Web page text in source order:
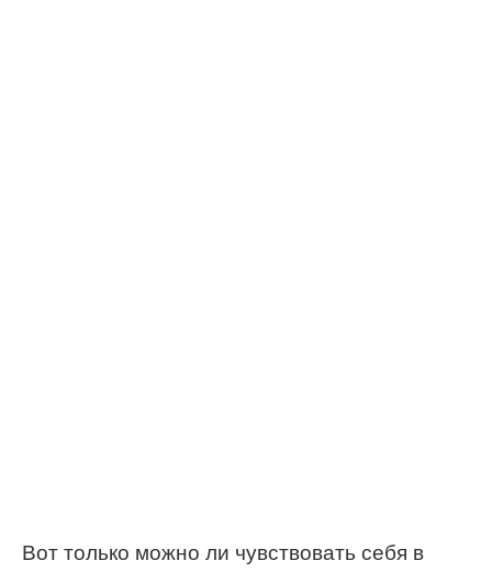
Вот только можно ли чувствовать себя в